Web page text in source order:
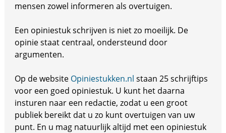
mensen zowel informeren als overtuigen.
Een opiniestuk schrijven is niet zo moeilijk. De
opinie staat centraal, ondersteund door
argumenten.
Op de website Opiniestukken.nl staan 25 schrijftips
voor een goed opiniestuk. U kunt het daarna
insturen naar een redactie, zodat u een groot
publiek bereikt dat u zo kunt overtuigen van uw
punt. En u mag natuurlijk altijd met een opiniestuk